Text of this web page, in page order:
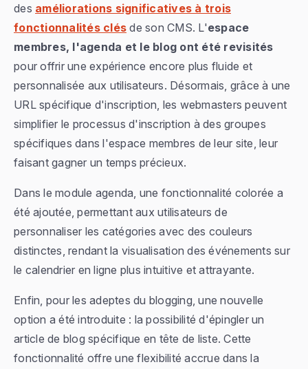
des améliorations significatives à trois
fonctionnalités clés de son CMS. L'espace
membres, l'agenda et le blog ont été revisités
pour offrir une expérience encore plus fluide et
personnalisée aux utilisateurs. Désormais, grâce à une
URL spécifique d'inscription, les webmasters peuvent
simplifier le processus d'inscription à des groupes
spécifiques dans l'espace membres de leur site, leur
faisant gagner un temps précieux.
Dans le module agenda, une fonctionnalité colorée a
été ajoutée, permettant aux utilisateurs de
personnaliser les catégories avec des couleurs
distinctes, rendant la visualisation des événements sur
le calendrier en ligne plus intuitive et attrayante.
Enfin, pour les adeptes du blogging, une nouvelle
option a été introduite : la possibilité d'épingler un
article de blog spécifique en tête de liste. Cette
fonctionnalité offre une flexibilité accrue dans la